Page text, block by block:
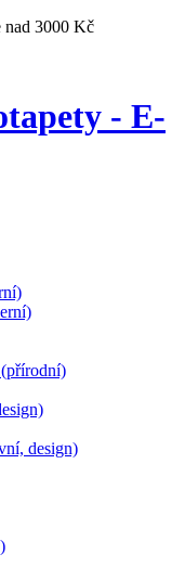
nad 3000 Kč
- E-
design)